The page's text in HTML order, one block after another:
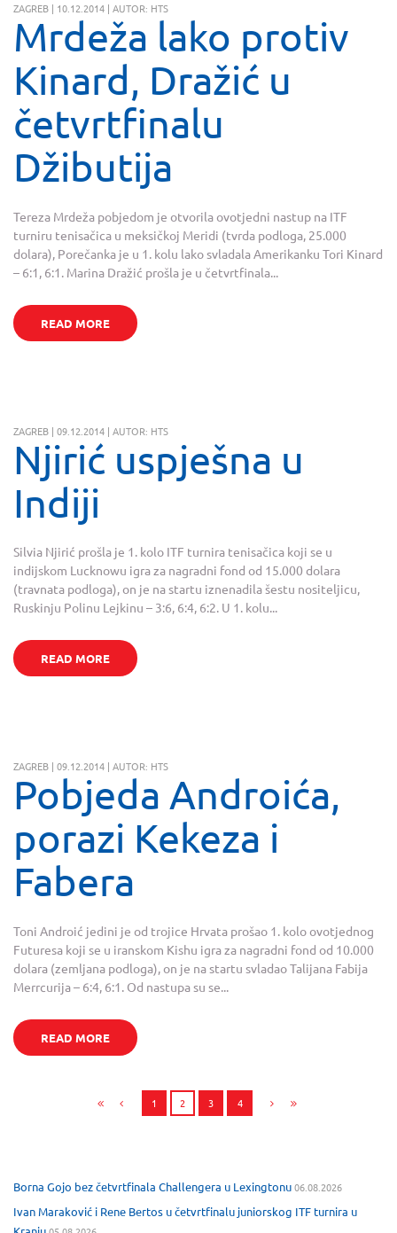
ZAGREB | 10.12.2014 | AUTOR: HTS
Mrdeža lako protiv
Kinard, Dražić u
četvrtfinalu
Džibutija
Tereza Mrdeža pobjedom je otvorila ovotjedni nastup na ITF
turniru tenisačica u meksičkoj Meridi (tvrda podloga, 25.000
dolara), Porečanka je u 1. kolu lako svladala Amerikanku Tori Kinard
– 6:1, 6:1. Marina Dražić prošla je u četvrtfinala...
READ MORE
ZAGREB | 09.12.2014 | AUTOR: HTS
Njirić uspješna u
Indiji
Silvia Njirić prošla je 1. kolo ITF turnira tenisačica koji se u
indijskom Lucknowu igra za nagradni fond od 15.000 dolara
(travnata podloga), on je na startu iznenadila šestu nositeljicu,
Ruskinju Polinu Lejkinu – 3:6, 6:4, 6:2. U 1. kolu...
READ MORE
ZAGREB | 09.12.2014 | AUTOR: HTS
Pobjeda Androića,
porazi Kekeza i
Fabera
Toni Androić jedini je od trojice Hrvata prošao 1. kolo ovotjednog
Futuresa koji se u iranskom Kishu igra za nagradni fond od 10.000
dolara (zemljana podloga), on je na startu svladao Talijana Fabija
Merrcurija – 6:4, 6:1. Od nastupa su se...
READ MORE
1 2 3 4
Borna Gojo bez četvrtfinala Challengera u Lexingtonu06.08.2026
Ivan Maraković i Rene Bertos u četvrtfinalu juniorskog ITF turnira u